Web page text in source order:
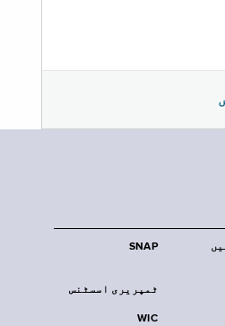
SNAP
ٹمپریری اسسٹنس
WIC